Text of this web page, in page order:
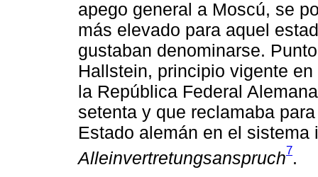
apego general a Moscú, se
más elevado para aquel
gustaban denominarse.
Hallstein, principio vigente
la República Federal
setenta y que reclamaba
Estado alemán en el sistema
Alleinvertretungsanspruch7.